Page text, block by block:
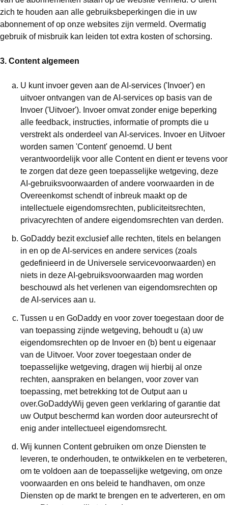
zich te houden aan alle gebruiksbeperkingen die in uw
abonnement of op onze websites zijn vermeld. Overmatig
gebruik of misbruik kan leiden tot extra kosten of schorsing.
3. Content algemeen
U kunt invoer geven aan de AI-services ('Invoer') en
uitvoer ontvangen van de AI-services op basis van de
Invoer ('Uitvoer'). Invoer omvat zonder enige beperking
alle feedback, instructies, informatie of prompts die u
verstrekt als onderdeel van AI-services. Invoer en Uitvoer
worden samen 'Content' genoemd. U bent
verantwoordelijk voor alle Content en dient er tevens voor
te zorgen dat deze geen toepasselijke wetgeving, deze
AI-gebruiksvoorwaarden of andere voorwaarden in de
Overeenkomst schendt of inbreuk maakt op de
intellectuele eigendomsrechten, publiciteitsrechten,
privacyrechten of andere eigendomsrechten van derden.
GoDaddy bezit exclusief alle rechten, titels en belangen
in en op de AI-services en andere services (zoals
gedefinieerd in de Universele servicevoorwaarden) en
niets in deze AI-gebruiksvoorwaarden mag worden
beschouwd als het verlenen van eigendomsrechten op
de AI-services aan u.
Tussen u en GoDaddy en voor zover toegestaan ​​door de
van toepassing zijnde wetgeving, behoudt u (a) uw
eigendomsrechten op de Invoer en (b) bent u eigenaar
van de Uitvoer. Voor zover toegestaan onder de
toepasselijke wetgeving, dragen wij hierbij al onze
rechten, aanspraken en belangen, voor zover van
toepassing, met betrekking tot de Output aan u
over.GoDaddyWij geven geen verklaring of garantie dat
uw Output beschermd kan worden door auteursrecht of
enig ander intellectueel eigendomsrecht.
Wij kunnen Content gebruiken om onze Diensten te
leveren, te onderhouden, te ontwikkelen en te verbeteren,
om te voldoen aan de toepasselijke wetgeving, om onze
voorwaarden en ons beleid te handhaven, om onze
Diensten op de markt te brengen en te adverteren, en om